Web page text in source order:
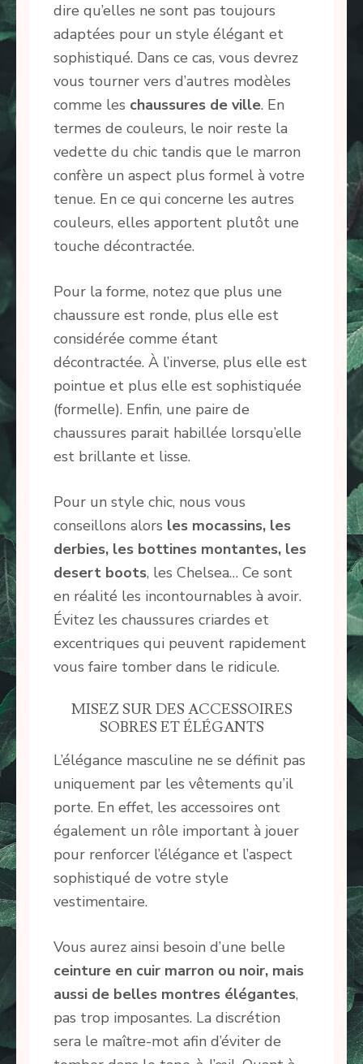
dire qu’elles ne sont pas toujours
adaptées pour un style élégant et
sophistiqué. Dans ce cas, vous devrez
vous tourner vers d’autres modèles
comme les chaussures de ville. En
termes de couleurs, le noir reste la
vedette du chic tandis que le marron
confère un aspect plus formel à votre
tenue. En ce qui concerne les autres
couleurs, elles apportent plutôt une
touche décontractée.
Pour la forme, notez que plus une
chaussure est ronde, plus elle est
considérée comme étant
décontractée. À l’inverse, plus elle est
pointue et plus elle est sophistiquée
(formelle). Enfin, une paire de
chaussures parait habillée lorsqu’elle
est brillante et lisse.
Pour un style chic, nous vous
conseillons alors les mocassins, les
derbies, les bottines montantes, les
desert boots, les Chelsea… Ce sont
en réalité les incontournables à avoir.
Évitez les chaussures criardes et
excentriques qui peuvent rapidement
vous faire tomber dans le ridicule.
MISEZ SUR DES ACCESSOIRES
SOBRES ET ÉLÉGANTS
L’élégance masculine ne se définit pas
uniquement par les vêtements qu’il
porte. En effet, les accessoires ont
également un rôle important à jouer
pour renforcer l’élégance et l’aspect
sophistiqué de votre style
vestimentaire.
Vous aurez ainsi besoin d’une belle
ceinture en cuir marron ou noir, mais
aussi de belles montres élégantes,
pas trop imposantes. La discrétion
sera le maître-mot afin d’éviter de